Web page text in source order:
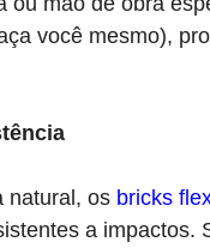
você mesmo),
natural, os bricks
a impactos.